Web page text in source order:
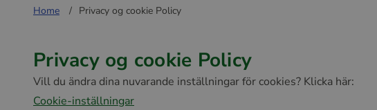
Home Privacy og cookie Policy
Privacy og cookie Policy
Vill du ändra dina nuvarande inställningar för cookies? Klicka här:
Cookie-inställningar